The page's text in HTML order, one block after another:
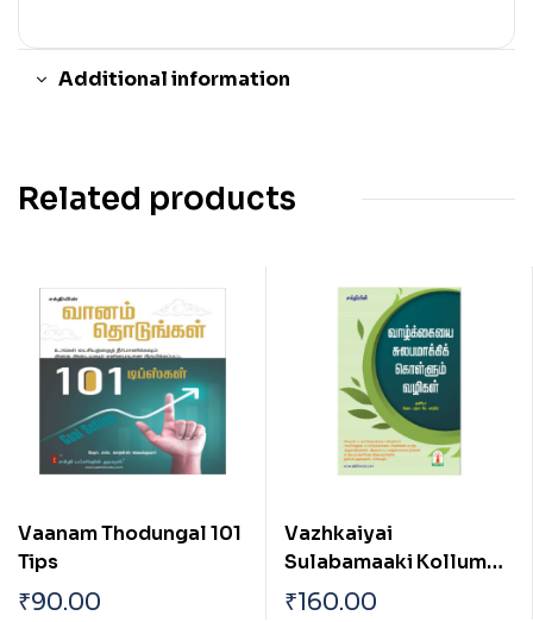
Additional information
Related products
Vaanam Thodungal 101
Tips
₹90.00
Vazhkaiyai
Sulabamaaki Kollum
Vazhikal
₹160.00